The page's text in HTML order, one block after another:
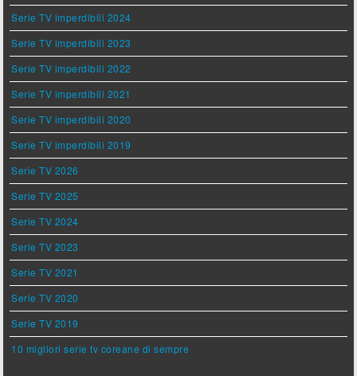
Serie TV imperdibili 2024
Serie TV imperdibili 2023
Serie TV imperdibili 2022
Serie TV imperdibili 2021
Serie TV imperdibili 2020
Serie TV imperdibili 2019
Serie TV 2026
Serie TV 2025
Serie TV 2024
Serie TV 2023
Serie TV 2021
Serie TV 2020
Serie TV 2019
10 migliori serie tv coreane di sempre